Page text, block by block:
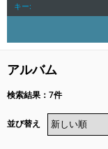
キー
アルバム
検索結果：7件
並び替え